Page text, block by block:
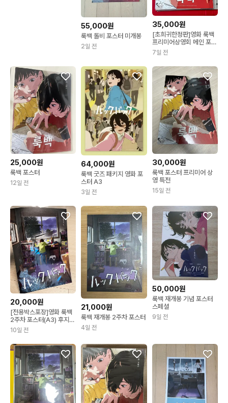
55,000원
룩백 돌비 포스터 미개봉
2일 전
35,000원
[초희귀한정판]영화 룩백
프리미어상영회 메인 포스
터(A3)
7일 전
25,000원
룩백 포스터
12일 전
64,000원
룩백 굿즈 패키지 영화 포
스터 A3
3일 전
30,000원
룩백 포스터 프리미어 상
영 특전
15일 전
20,000원
[전용박스포장]영화 룩백
2주차 포스터(A3) 후지모
토 타츠키 포스터
10일 전
21,000원
룩백 재개봉 2주차 포스터
4일 전
50,000원
룩백 재개봉 기념 포스터
스페셜
9일 전